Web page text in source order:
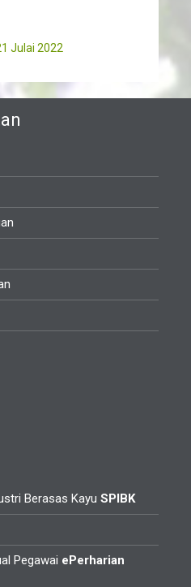
Julai 2022
Berasas Kayu SPIBK
Pegawai ePerharian